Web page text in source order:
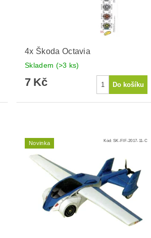
4x Škoda Octavia
Skladem (>3 ks)
7 Kč
Novinka Kód: SK-FIF-2017-11-C